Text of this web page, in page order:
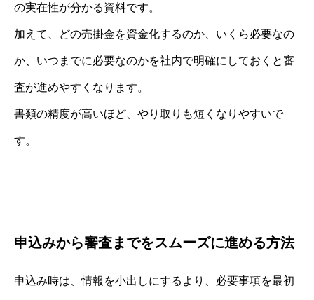
の実在性が分かる資料です。
加えて、どの売掛金を資金化するのか、いくら必要なの
か、いつまでに必要なのかを社内で明確にしておくと審
査が進めやすくなります。
書類の精度が高いほど、やり取りも短くなりやすいで
す。
申込みから審査までをスムーズに進める方法
申込み時は、情報を小出しにするより、必要事項を最初